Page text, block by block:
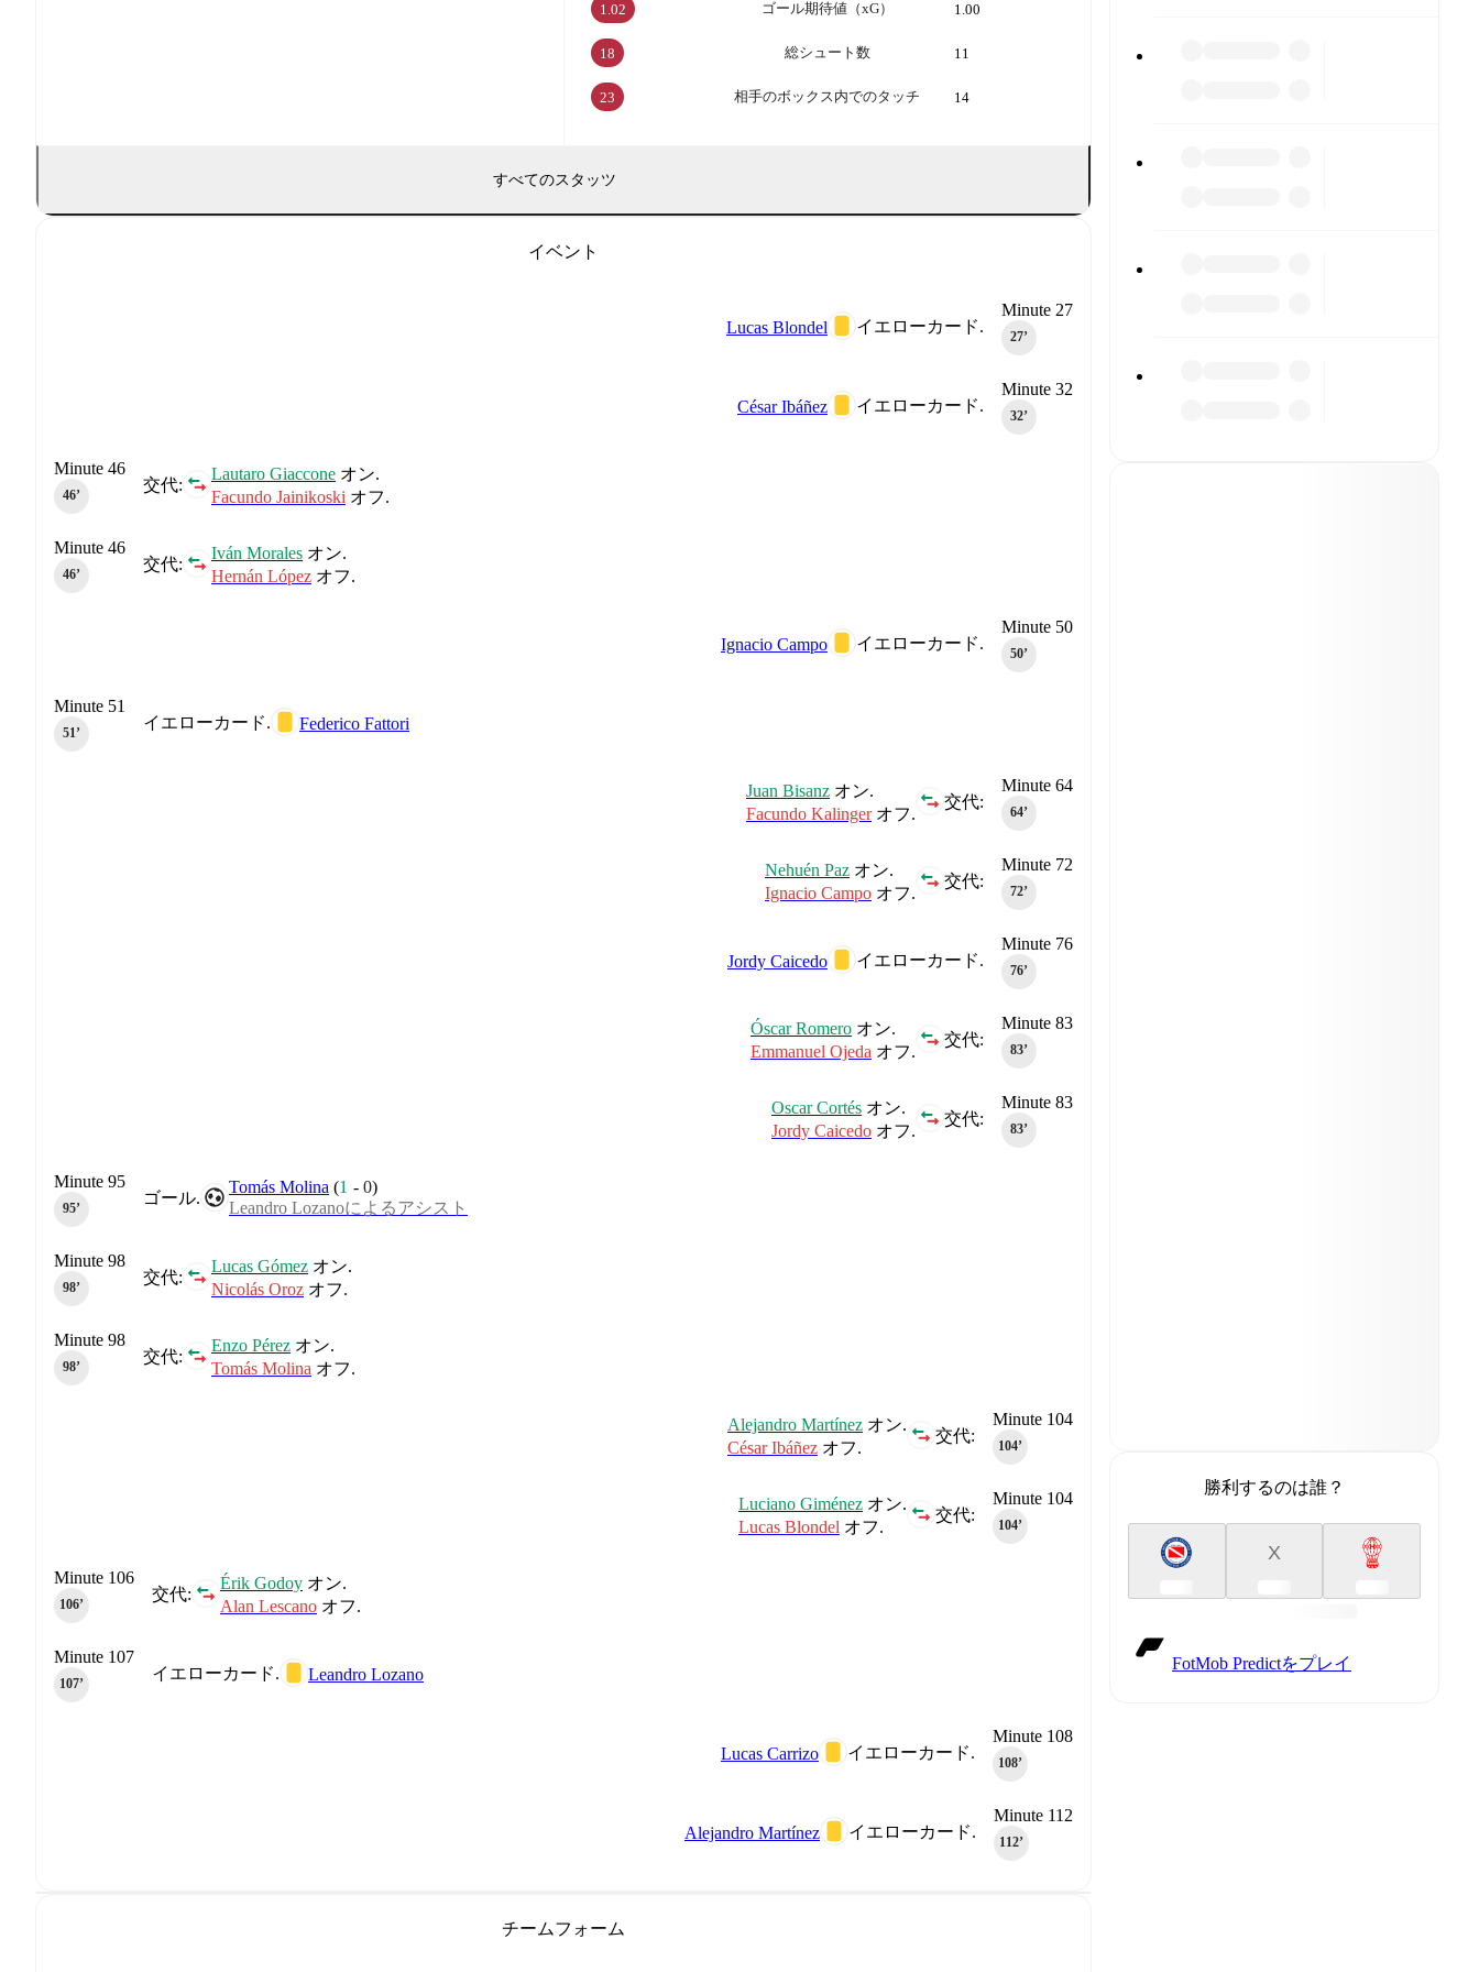
ゴール期待値（xG）
1.02 1.00
総シュート数
18 11
相手のボックス内でのタッチ
23 14
すべてのスタッツ
イベント
Minute 27
27‎’‎
イエローカード.
Lucas Blondel
Minute 32
32‎’‎
イエローカード.
César Ibáñez
交代:
Lautaro Giaccone オン.
Facundo Jainikoski オフ.
Minute 46
46‎’‎
交代:
Iván Morales オン.
Hernán López オフ.
Minute 46
46‎’‎
Minute 50
50‎’‎
イエローカード.
Ignacio Campo
イエローカード. Federico Fattori
Minute 51
51‎’‎
Minute 64
64‎’‎
交代:
Juan Bisanz オン.
Facundo Kalingerオフ.
Minute 72
72‎’‎
交代:
Nehuén Paz オン.
Ignacio Campo オフ.
Minute 76
76‎’‎
イエローカード.
Jordy Caicedo
Minute 83
83‎’‎
交代:
Óscar Romero オン.
Emmanuel Ojeda オフ.
Minute 83
83‎’‎
交代:
Oscar Cortés オン.
Jordy Caicedo オフ.
ゴール.
Tomás Molina (1 -0)
Leandro Lozanoによるアシスト
Minute 95
95‎’‎
交代:
Lucas Gómez オン.
Nicolás Oroz オフ.
Minute 98
98‎’‎
交代:
Enzo Pérez オン.
Tomás Molina オフ.
Minute 98
98‎’‎
Minute 104
104‎’‎
交代:
Alejandro Martínez オン.
César Ibáñez オフ.
Minute 104
104‎’‎
交代:
Luciano Giménez オン.
Lucas Blondel オフ.
交代:
Érik Godoy オン.
Alan Lescano オフ.
Minute 106
106‎’‎
イエローカード. Leandro Lozano
Minute 107
107‎’‎
Minute 108
108‎’‎
イエローカード.
Lucas Carrizo
Minute 112
112‎’‎
イエローカード.
Alejandro Martínez
チームフォーム
勝利するのは誰？
X
FotMob Predictをプレイ